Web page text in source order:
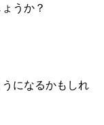
うか？
うになるかもしれ